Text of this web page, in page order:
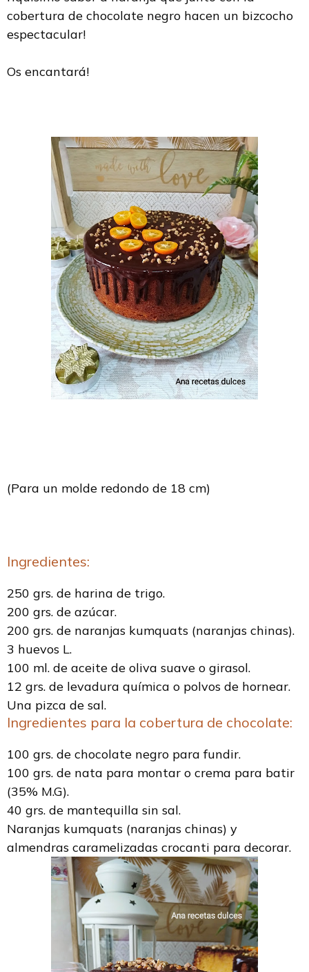
cobertura de chocolate negro hacen un bizcocho
espectacular!
Os encantará!
(Para un molde redondo de 18 cm)
Ingredientes:
250 grs. de harina de trigo.
200 grs. de azúcar.
200 grs. de naranjas kumquats (naranjas chinas).
3 huevos L.
100 ml. de aceite de oliva suave o girasol.
12 grs. de levadura química o polvos de hornear.
Una pizca de sal.
Ingredientes para la cobertura de chocolate:
100 grs. de chocolate negro para fundir.
100 grs. de nata para montar o crema para batir
(35% M.G).
40 grs. de mantequilla sin sal.
Naranjas kumquats (naranjas chinas) y
almendras caramelizadas crocanti para decorar.